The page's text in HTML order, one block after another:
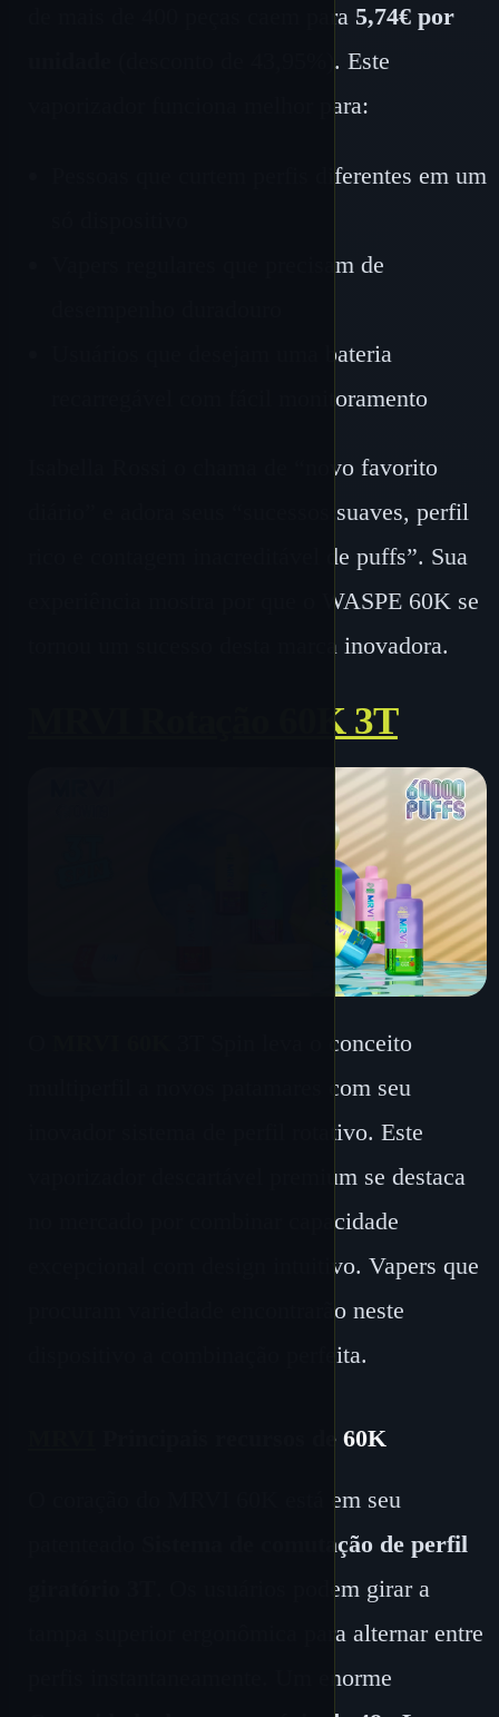
de mais de 400 peças caem para 5,74€ por
(desconto de 43,95%). Este
vaporizador funciona melhor para:
Pessoas que curtem perfis diferentes em um
Vapers regulares que precisam de
Usuários que desejam uma bateria
recarregável com fácil monitoramento
Isabella Rossi o chama de “novo favorito
diário” e adora seus “sucessos suaves, perfil
rico e contagem inacreditável de puffs”. Sua
experiência mostra por que o WASPE 60K se
tornou um sucesso desta marca inovadora.
MRVI Rotação 60K 3T
3T Spin leva o conceito
multiperfil a novos patamares com seu
inovador sistema de perfil rotativo. Este
vaporizador descartável premium se destaca
no mercado por combinar capacidade
excepcional com design intuitivo. Vapers que
procuram variedade encontrarão neste
dispositivo a combinação perfeita.
Principais recursos de 60K
O coração do MRVI 60K está em seu
Sistema de comutação de perfil
. Os usuários podem girar a
tampa superior ergonômica para alternar entre
perfis instantaneamente. Um enorme